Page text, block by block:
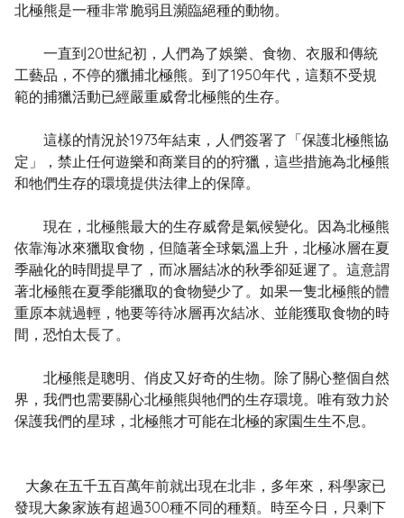
北極熊是一種非常脆弱且瀕臨絕種的動物。
一直到20世紀初，人們為了娛樂、食物、衣服和傳統
工藝品，不停的獵捕北極熊。到了1950年代，這類不受規
範的捕獵活動已經嚴重威脅北極熊的生存。
這樣的情況於1973年結束，人們簽署了「保護北極熊協
定」，禁止任何遊樂和商業目的的狩獵，這些措施為北極熊
和牠們生存的環境提供法律上的保障。
現在，北極熊最大的生存威脅是氣候變化。因為北極熊
依靠海冰來獵取食物，但隨著全球氣溫上升，北極冰層在夏
季融化的時間提早了，而冰層結冰的秋季卻延遲了。這意謂
著北極熊在夏季能獵取的食物變少了。如果一隻北極熊的體
重原本就過輕，牠要等待冰層再次結冰、並能獲取食物的時
間，恐怕太長了。
北極熊是聰明、俏皮又好奇的生物。除了關心整個自然
界，我們也需要關心北極熊與牠們的生存環境。唯有致力於
保護我們的星球，北極熊才可能在北極的家園生生不息。
大象在五千五百萬年前就出現在北非，多年來，科學家已
發現大象家族有超過300種不同的種類。時至今日，只剩下